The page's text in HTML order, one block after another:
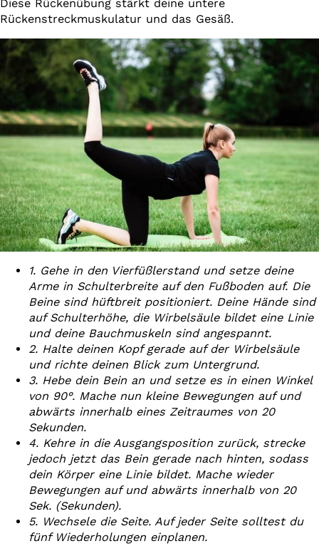
Diese Rückenübung stärkt deine untere
Rückenstreckmuskulatur und das Gesäß.
1. Gehe in den Vierfüßlerstand und setze deine
Arme in Schulterbreite auf den Fußboden auf. Die
Beine sind hüftbreit positioniert. Deine Hände sind
auf Schulterhöhe, die Wirbelsäule bildet eine Linie
und deine Bauchmuskeln sind angespannt.
2. Halte deinen Kopf gerade auf der Wirbelsäule
und richte deinen Blick zum Untergrund.
3. Hebe dein Bein an und setze es in einen Winkel
von 90°. Mache nun kleine Bewegungen auf und
abwärts innerhalb eines Zeitraumes von 20
Sekunden.
4. Kehre in die Ausgangsposition zurück, strecke
jedoch jetzt das Bein gerade nach hinten, sodass
dein Körper eine Linie bildet. Mache wieder
Bewegungen auf und abwärts innerhalb von 20
Sek. (Sekunden).
5. Wechsele die Seite. Auf jeder Seite solltest du
fünf Wiederholungen einplanen.